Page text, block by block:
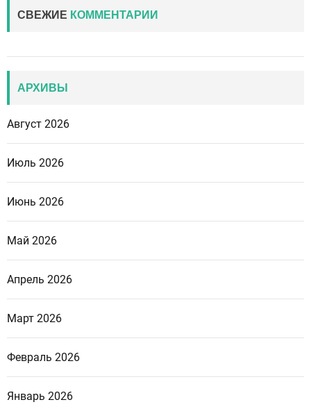
СВЕЖИЕ КОММЕНТАРИИ
АРХИВЫ
Август 2026
Июль 2026
Июнь 2026
Май 2026
Апрель 2026
Март 2026
Февраль 2026
Январь 2026